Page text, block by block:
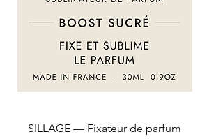
SILLAGE — Fixateur de parfum